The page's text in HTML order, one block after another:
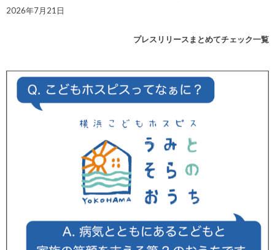
2026年7月21日
プレスリリースまとめてチェック一覧